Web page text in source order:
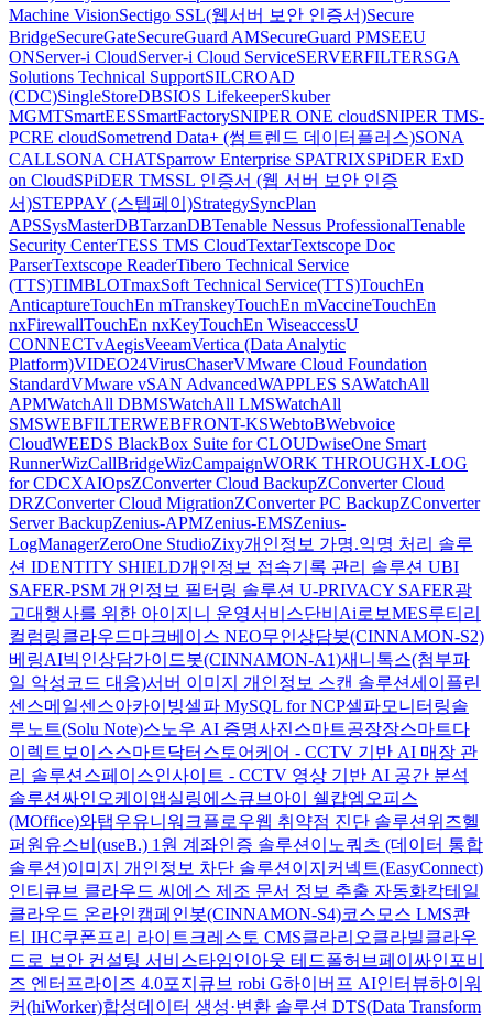
Machine VisionSectigo SSL(웹서버 보안 인증서)Secure
BridgeSecureGateSecureGuard AMSecureGuard PMSEEU
ONServer-i CloudServer-i Cloud ServiceSERVERFILTERSGA
Solutions Technical SupportSILCROAD
(CDC)SingleStoreDBSIOS LifekeeperSkuber
MGMTSmartEESSmartFactorySNIPER ONE cloudSNIPER TMS-
PCRE cloudSometrend Data+ (썸트렌드 데이터플러스)SONA
CALLSONA CHATSparrow Enterprise SPATRIXSPiDER ExD
on CloudSPiDER TMSSL 인증서 (웹 서버 보안 인증
서)STEPPAY (스텝페이)StrategySyncPlan
APSSysMasterDBTarzanDBTenable Nessus ProfessionalTenable
Security CenterTESS TMS CloudTextarTextscope Doc
ParserTextscope ReaderTibero Technical Service
(TTS)TIMBLOTmaxSoft Technical Service(TTS)TouchEn
AnticaptureTouchEn mTranskeyTouchEn mVaccineTouchEn
nxFirewallTouchEn nxKeyTouchEn WiseaccessU
CONNECTvAegisVeeamVertica (Data Analytic
Platform)VIDEO24VirusChaserVMware Cloud Foundation
StandardVMware vSAN AdvancedWAPPLES SAWatchAll
APMWatchAll DBMSWatchAll LMSWatchAll
SMSWEBFILTERWEBFRONT-KSWebtoBWebvoice
CloudWEEDS BlackBox Suite for CLOUDwiseOne Smart
RunnerWizCallBridgeWizCampaignWORK THROUGHX-LOG
for CDCXAIOpsZConverter Cloud BackupZConverter Cloud
DRZConverter Cloud MigrationZConverter PC BackupZConverter
Server BackupZenius-APMZenius-EMSZenius-
LogManagerZeroOne StudioZixy개인정보 가명.익명 처리 솔루
션 IDENTITY SHIELD개인정보 접속기록 관리 솔루션 UBI
SAFER-PSM 개인정보 필터링 솔루션 U-PRIVACY SAFER광
고대행사를 위한 아이지니 운영서비스단비Ai로보MES루티 리
컬럼링클라우드마크베이스 NEO무인상담봇(CINNAMON-S2)
베링AI빅인상담가이드봇(CINNAMON-A1)새니톡스(첨부파
일 악성코드 대응)서버 이미지 개인정보 스캔 솔루션세이플린
센스메일센스아카이빙셀파 MySQL for NCP셀파모니터링솔
루노트(Solu Note)스노우 AI 증명사진스마트공장장스마트다
이렉트보이스스마트닥터 스토어케어 - CCTV 기반 AI 매장 관
리 솔루션 스페이스인사이트 - CCTV 영상 기반 AI 공간 분석
솔루션싸인오케이 앱실링에스큐브아이 쉘캅엠오피스
(MOffice)와탭우유니 워크플로우웹 취약점 진단 솔루션 위즈헬
퍼원 유스비(useB.) 1원 계좌인증 솔루션 이노쿼츠 (데이터 통합
솔루션)이미지 개인정보 차단 솔루션 이지커넥트(EasyConnect)
인티큐브 클라우드 씨에스 제조 문서 정보 추출 자동화칵테일
클라우드 온라인캠페인봇(CINNAMON-S4)코스모스 LMS콴
티 IHC쿠폰프리 라이트 크레스토 CMS클라리오클라빌클라우
드로 보안 컨설팅 서비스타임인아웃 테드폴허브페이싸인 포비
즈 엔터프라이즈 4.0포지큐브 robi G하이버프 AI인터뷰하이워
커(hiWorker)합성데이터 생성·변환 솔루션 DTS(Data Transform